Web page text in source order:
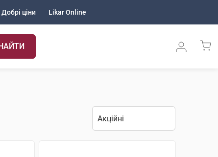
Добрі ціни Likar Online